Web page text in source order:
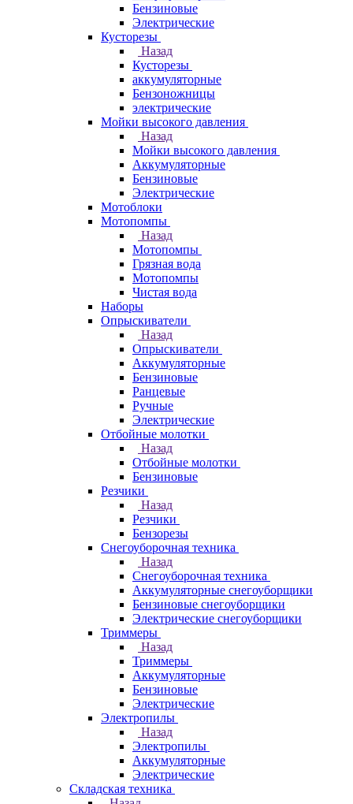
Бензиновые
Электрические
Кусторезы
Назад
Кусторезы
аккумуляторные
Бензоножницы
электрические
Мойки высокого давления
Назад
Мойки высокого давления
Аккумуляторные
Бензиновые
Электрические
Мотоблоки
Мотопомпы
Назад
Мотопомпы
Грязная вода
Мотопомпы
Чистая вода
Наборы
Опрыскиватели
Назад
Опрыскиватели
Аккумуляторные
Бензиновые
Ранцевые
Ручные
Электрические
Отбойные молотки
Назад
Отбойные молотки
Бензиновые
Резчики
Назад
Резчики
Бензорезы
Снегоуборочная техника
Назад
Снегоуборочная техника
Аккумуляторные снегоуборщики
Бензиновые снегоуборщики
Электрические снегоуборщики
Триммеры
Назад
Триммеры
Аккумуляторные
Бензиновые
Электрические
Электропилы
Назад
Электропилы
Аккумуляторные
Электрические
Складская техника